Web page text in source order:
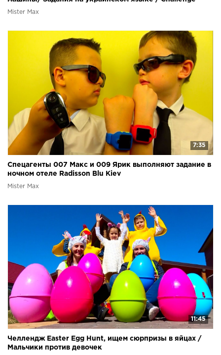
Mister Max
7:35
Спецагенты 007 Макс и 009 Ярик выполняют задание в
ночном отеле Radisson Blu Kiev
Mister Max
11:45
Челлендж Easter Egg Hunt, ищем сюрпризы в яйцах /
Мальчики против девочек